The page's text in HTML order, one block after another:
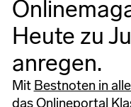
Heute zu
anregen.
Mit Bestnoten in
das Onlineportal